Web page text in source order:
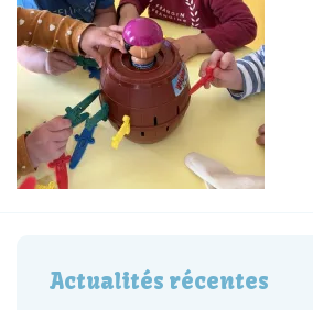
Actualités récentes